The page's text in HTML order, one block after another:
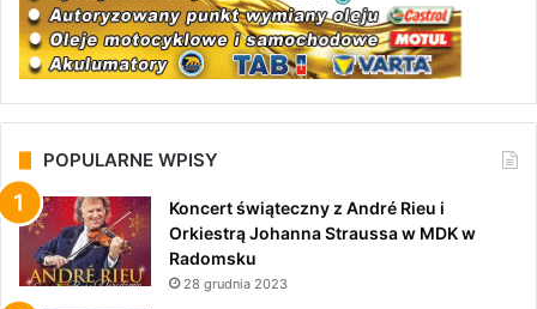
POPULARNE WPISY
Koncert świąteczny z André Rieu i
Orkiestrą Johanna Straussa w MDK w
Radomsku
28 grudnia 2023